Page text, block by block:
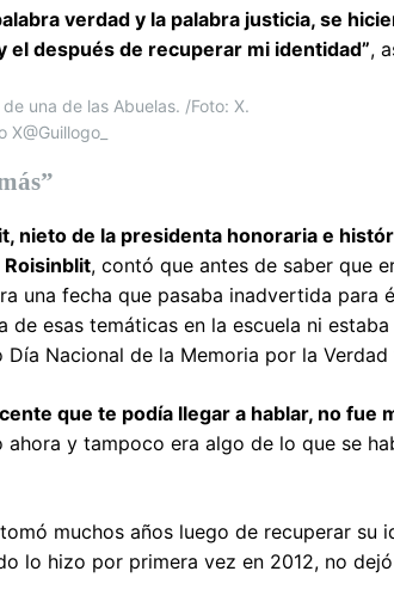
verdad y la palabra justicia, se
el después de recuperar mi identidad”,
nieto de la presidenta honoraria e
Roisinblit, contó que antes de saber que
una fecha que pasaba inadvertida para
de esas temáticas en la escuela ni
Nacional de la Memoria por la Verdad
que te podía llegar a hablar, no fue
ahora y tampoco era algo de lo que se
muchos años luego de recuperar su
lo hizo por primera vez en 2012, no dejó